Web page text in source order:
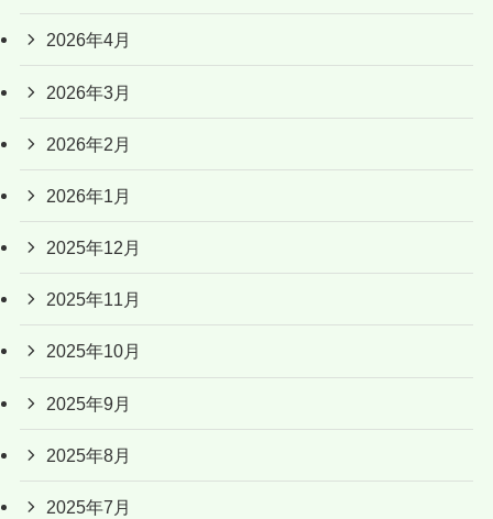
2026年4月
2026年3月
2026年2月
2026年1月
2025年12月
2025年11月
2025年10月
2025年9月
2025年8月
2025年7月